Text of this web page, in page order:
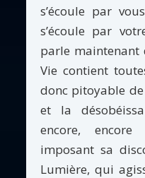
s’écoule par
s’écoule par
parle maintenant
Vie contient
donc pitoyable
et la
encore,
imposant sa
Lumière, qui